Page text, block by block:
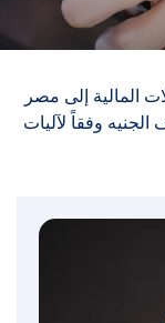
المالية إلى مصر
وفقاً لآليات